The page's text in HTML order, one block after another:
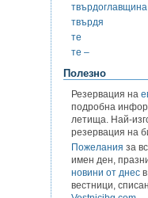
твърдоглавщина
твърдя
те
те –
Полезно
Резервация на
подробна
летища. Най-
резервация на
Пожелания за
имен ден,
новини от днес
вестници,